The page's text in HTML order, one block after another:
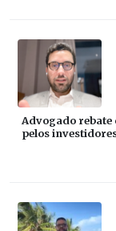
Advogado
pelos